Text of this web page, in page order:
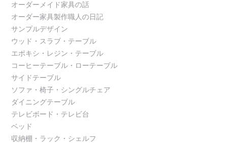
オーダーメイド家具の話
オーダー家具製作職人の日記
サンプルデザイン
ウッド・スラブ・テーブル
エポキシ・レジン・テーブル
コーヒーテーブル・ローテーブル
サイドテーブル
ソファ・椅子・シングルチェア
ダイニングテーブル
テレビボード・テレビ台
ベッド
収納棚・ラック・シェルフ